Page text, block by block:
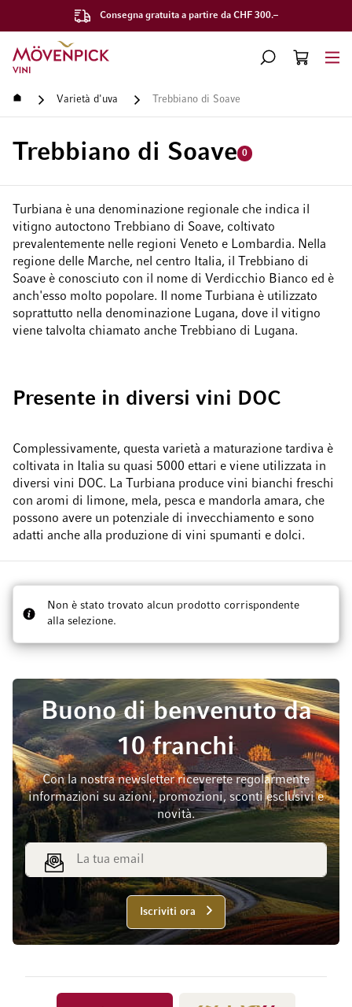
Consegna gratuita a partire da CHF 300.–
Vai alla Home Page
CERCA
CART
Home Varietà d'uva Trebbiano di Soave
Trebbiano di Soave 0
Turbiana è una denominazione regionale che indica il
vitigno autoctono Trebbiano di Soave, coltivato
prevalentemente nelle regioni Veneto e Lombardia. Nella
regione delle Marche, nel centro Italia, il Trebbiano di
Soave è conosciuto con il nome di Verdicchio Bianco ed è
anch'esso molto popolare. Il nome Turbiana è utilizzato
soprattutto nella denominazione Lugana, dove il vitigno
viene talvolta chiamato anche Trebbiano di Lugana.
Presente in diversi vini DOC
Complessivamente, questa varietà a maturazione tardiva è
coltivata in Italia su quasi 5000 ettari e viene utilizzata in
diversi vini DOC. La Turbiana produce vini bianchi freschi
con aromi di limone, mela, pesca e mandorla amara, che
possono avere un potenziale di invecchiamento e sono
adatti anche alla produzione di vini spumanti e dolci.
Non è stato trovato alcun prodotto corrispondente
alla selezione.
Buono di benvenuto da
10 franchi
Con la nostra newsletter riceverete regolarmente
informazioni su azioni, promozioni, sconti esclusivi e
novità.
Indirizzo email
Iscriviti ora